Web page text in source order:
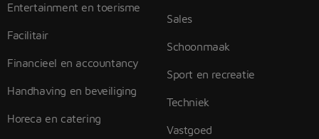
Entertainment en toerisme
Facilitair
Financieel en accountancy
Handhaving en beveiliging
Horeca en catering
Sales
Schoonmaak
Sport en recreatie
Techniek
Vastgoed